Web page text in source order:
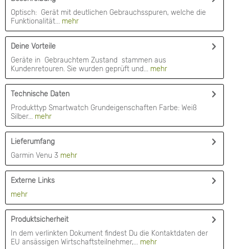
Optisch: Gerät mit deutlichen Gebrauchsspuren, welche die
Funktionalität... mehr
Deine Vorteile
Geräte in Gebrauchtem Zustand stammen aus
Kundenretouren. Sie wurden geprüft und... mehr
Technische Daten
Produkttyp Smartwatch Grundeigenschaften Farbe: Weiß
Silber... mehr
Lieferumfang
Garmin Venu 3 mehr
Externe Links
mehr
Produktsicherheit
In dem verlinkten Dokument findest Du die Kontaktdaten der
EU ansässigen Wirtschaftsteilnehmer,... mehr